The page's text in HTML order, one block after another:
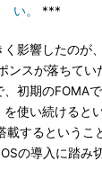
い。
***
影響したのが
ンスが落ちてい
初期のFOMA
を使い続けると
するというこ
の導入に踏み